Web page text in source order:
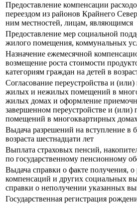
Предоставление компенсации
переездом из районов Крайнего
ним местностей, лицам, являющимся
Предоставление мер социальной
жилого помещения, коммунальных
Назначение ежемесячной
возмещение роста стоимости
категориям граждан на детей в
Согласование переустройства и
жилых и нежилых помещений в
жилых домах и оформление
завершенном переустройстве и (или)
помещений в многоквартирных
Выдача разрешений на вступление в
возраста шестнадцати лет
Выплата страховых пенсий,
по государственному пенсионному
Выдача справки о факте получения, о
компенсаций и других социальных
справки о неполучении указанных
Государственная регистрация